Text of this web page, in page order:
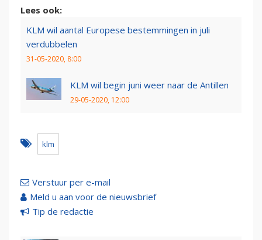
Lees ook:
KLM wil aantal Europese bestemmingen in juli
verdubbelen
31-05-2020, 8:00
KLM wil begin juni weer naar de Antillen
29-05-2020, 12:00
klm
Verstuur per e-mail
Meld u aan voor de nieuwsbrief
Tip de redactie